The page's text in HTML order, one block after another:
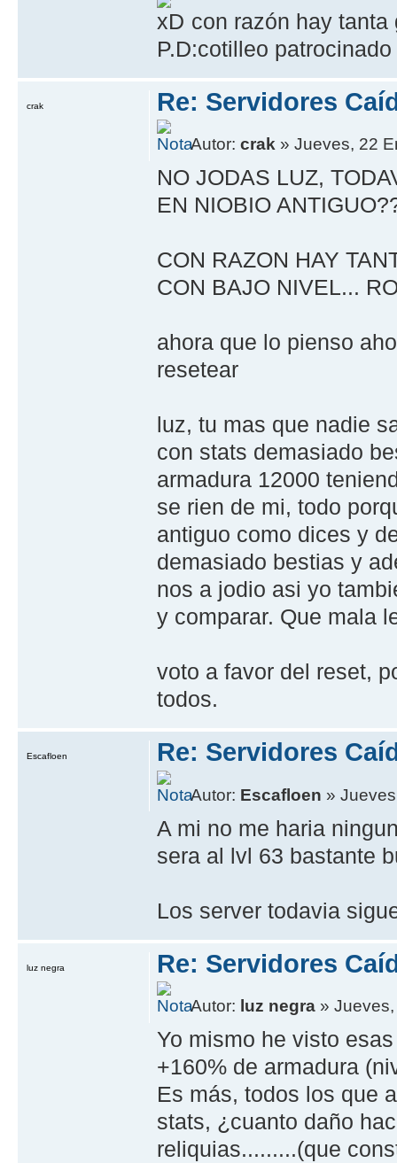
con razón hay
P.D:cotilleo
Re: Servidores
Autor:crak » Jueves, 22
NO JODAS LUZ,
EN NIOBIO
CON RAZON HAY
CON BAJO NIVEL...
ahora que lo pienso
resetear
luz, tu mas que nadie
con stats demasiado
armadura 12000
se rien de mi, todo
antiguo como dices y
demasiado bestias y
nos a jodio asi yo
y comparar. Que mala
voto a favor del reset,
todos.
crak
Re: Servidores
Autor: Escafloen »
A mi no me haria
sera al lvl 63 bastante
Los server todavia
Escafloen
Re: Servidores
Autor: luz negra »
Yo mismo he visto
+160% de armadura
Es más, todos los que
stats, ¿cuanto daño
reliquias.........(que
luz negra